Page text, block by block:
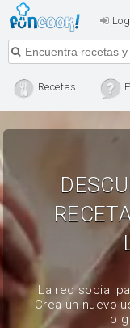
Recetas
La red social
Crea un nuevo
o